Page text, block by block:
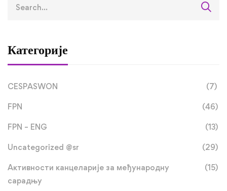
Категорије
CESPASWON (7)
FPN (46)
FPN – ENG (13)
Uncategorized @sr (29)
Активности канцеларије за међународну
сарадњу
(15)